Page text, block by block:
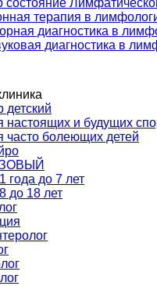
состояние
терапия в
диагностика в
диагностика в
детский
настоящих и будущих
часто болеющих детей
года до 7 лет
до 18 лет